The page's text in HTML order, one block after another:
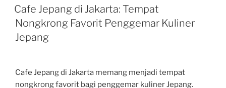
ON
Cafe Jepang di Jakarta: Tempat
Nongkrong Favorit Penggemar Kuliner
Jepang
Cafe Jepang di Jakarta memang menjadi tempat
nongkrong favorit bagi penggemar kuliner Jepang.